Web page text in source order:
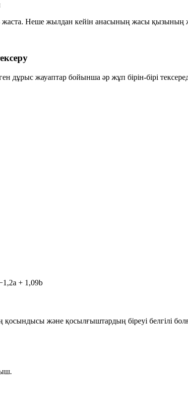
жаста. Неше жылдан кейін анасының жасы қызының
дұрыс жауаптар бойынша әр жұп бірін-бірі
+ 1,09b
және қосылғыштардың біреуі белгілі